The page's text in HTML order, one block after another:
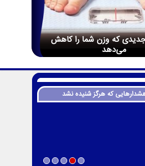
که وزن شما را کاهش
می‌دهد
که هرگز شنیده نشد